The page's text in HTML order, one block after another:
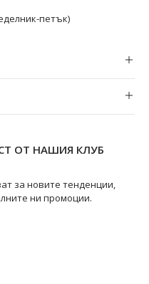
петък)
ОТ НАШИЯ КЛУБ
за новите тенденции,
ни промоции.